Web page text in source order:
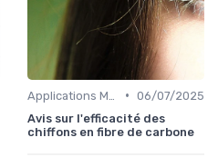
• 06/07/2025
Avis sur l'efficacité des
chiffons en fibre de carbone